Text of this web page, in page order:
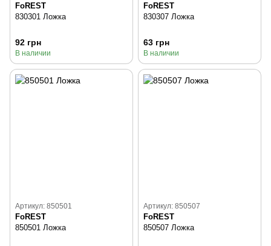
FoREST
830301 Ложка
92 грн
В наличии
FoREST
830307 Ложка
63 грн
В наличии
Артикул: 850501
FoREST
850501 Ложка
Артикул: 850507
FoREST
850507 Ложка